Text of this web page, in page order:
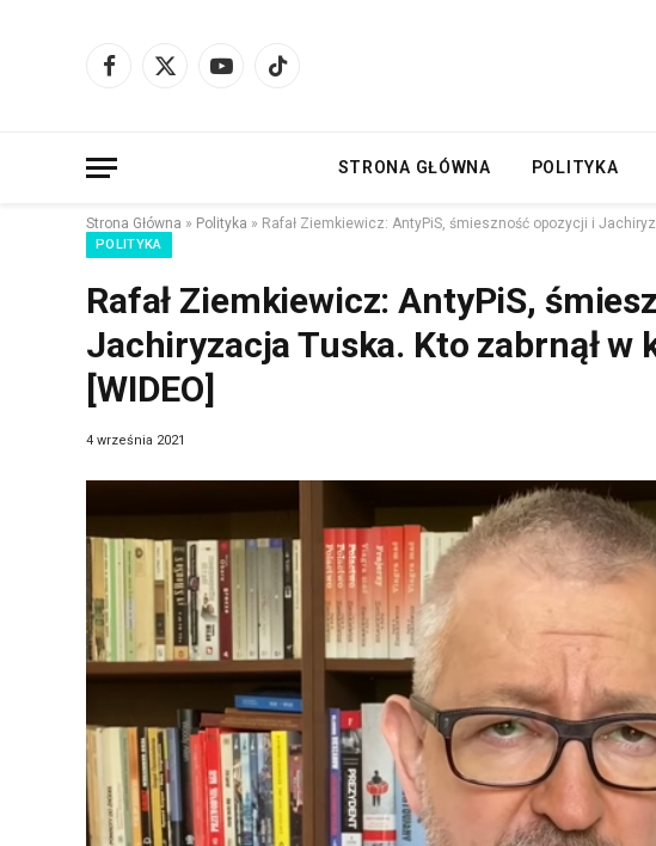
Facebook
X
YouTubeTikTok
STRONA GŁÓWNA POLITYKA
Strona Główna » Polityka » Rafał Ziemkiewicz: AntyPiS, śmieszność opozycji i
POLITYKA
Rafał Ziemkiewicz: AntyPiS,
Jachiryzacja Tuska. Kto zabrnął
[WIDEO]
4 września 2021